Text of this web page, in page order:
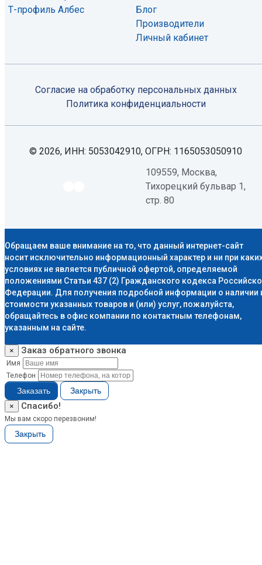
Т-профиль Албес
Блог
Производители
Личный кабинет
Согласие на обработку персональных данных
Политикa конфиденциальности
© 2026, ИНН: 5053042910, ОГРН: 1165053050910
109559, Москва,
Тихорецкий бульвар 1,
стр. 80
Обращаем ваше внимание на то, что данный интернет-сайт
носит исключительно информационный характер и ни при
условиях не является публичной офертой, определяемой
положениями Статьи 437 (2) Гражданского кодекса
Федерации. Для получения подробной информации о наличии
стоимости указанных товаров и (или) услуг, пожалуйста,
обращайтесь в офис компании по контактным телефонам,
указанным на сайте.
ДМ-
Строй
Тихорецкий
бульвар,
д.1
Москва,
Российская
Федерация
4.8
× Заказ обратного звонка
Имя
Телефон
Заказать Закрыть
× Спасибо!
Мы вам скоро перезвоним!
Закрыть